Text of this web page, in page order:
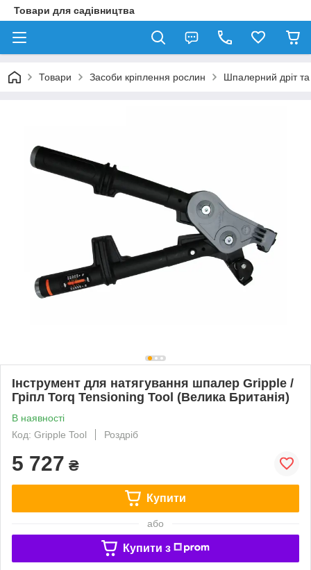
Товари для садівництва
Товари Засоби кріплення рослин Шпалерний дріт
Інструмент для натягування шпалер Gripple /
Гріпл Torq Tensioning Tool (Велика Британія)
В наявності
Код: Gripple Tool
Роздріб
5 727 ₴
Купити
або
Купити з